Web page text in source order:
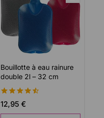
Bouillotte à eau rainure
double 2l – 32 cm
4.60
de 5
12,95 €